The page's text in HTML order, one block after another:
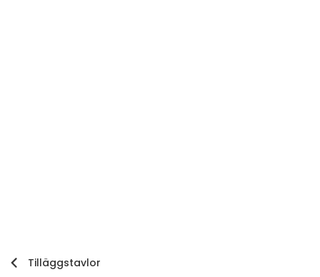
Tilläggstavlor